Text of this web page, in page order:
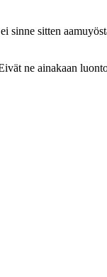
sinne sitten
ne ainakaan